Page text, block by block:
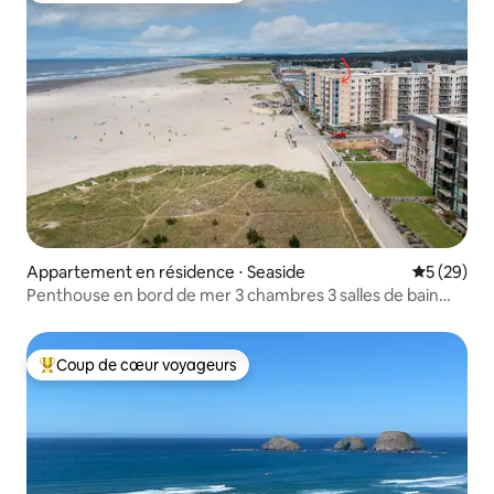
Appartement en résidence ⋅ Seaside
5 (29)
Penthouse en bord de mer 3 chambres 3 salles de bain
Coups de cœur voyageurs les plus appréciés
Coup de cœur voyageurs